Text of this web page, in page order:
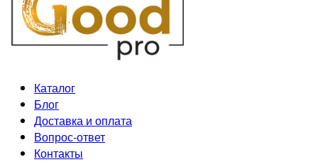
Каталог
Блог
Доставка и оплата
Вопрос-ответ
Контакты